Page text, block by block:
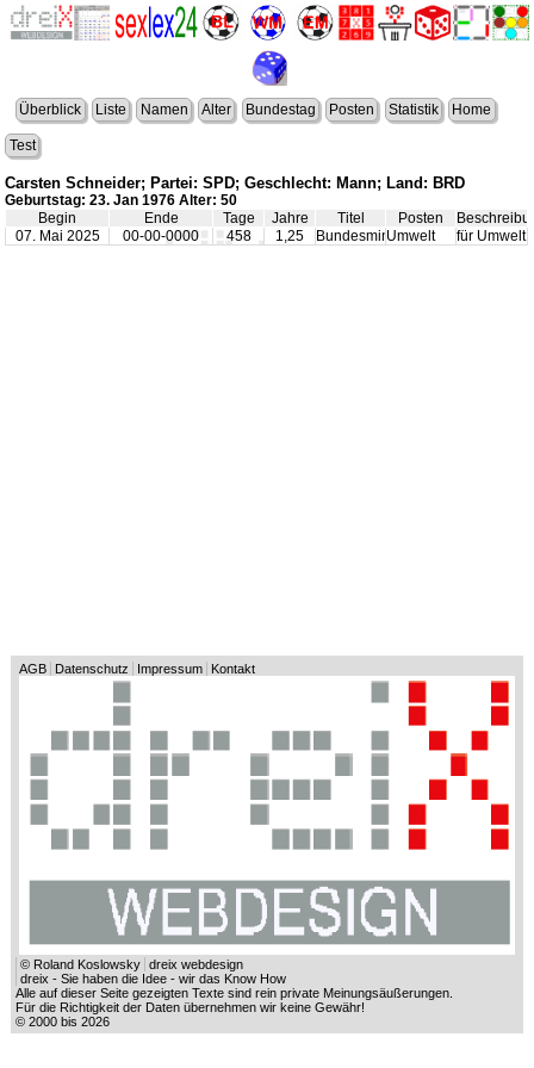
Überblick Liste Namen Alter Bundestag Posten Statistik Home
Test
Carsten Schneider; Partei: SPD; Geschlecht: Mann; Land: BRD
Geburtstag: 23. Jan 1976 Alter: 50
Begin
Ende Tage Jahre Titel Posten
07. Mai 2025
00-00-0000 458 1,25 Bundesminister
Umwelt für
AGB Datenschutz Impressum Kontakt
© Roland Koslowsky
dreix webdesign
dreix - Sie haben die Idee - wir das Know How
Alle auf dieser Seite gezeigten Texte sind rein private Meinungsäußerungen.
Für die Richtigkeit der Daten übernehmen wir keine Gewähr!
© 2000 bis 2026